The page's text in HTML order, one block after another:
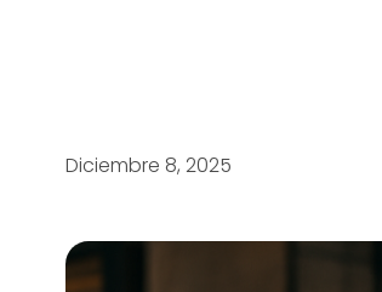
Diciembre 8, 2025